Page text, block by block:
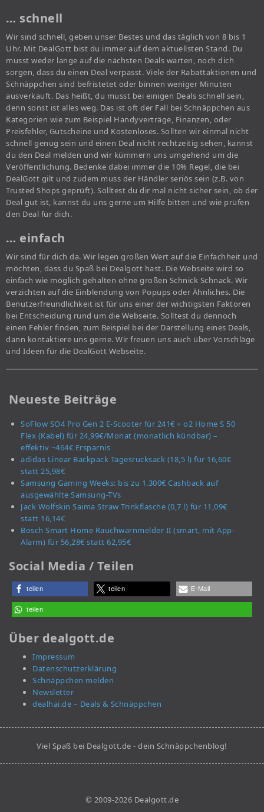
… schnell
Wir sind schnell, geben unser Bestes und das täglich von 8 bis 1
Uhr. Mit DealGott bist du immer auf dem aktuellsten Stand. Du
musst weder lange auf die nächsten Deals warten, noch dich
sorgen, dass du einen Deal verpasst. Viele der Rabattaktionen und
Schnäppchen sind befristetet oder binnen weniger Minuten
ausverkauft. Das heißt, du musst bei einigen Deals schnell sein,
denn sonst ist alles weg. Das ist oft der Fall bei Schnäppchen aus
Kategorien wie zum Beispiel Handyverträge, Finanzen, oder
Preisfehler, Gutscheine und Kostenloses. Sollten wir einmal nicht
schnell genug sein und einen Deal nicht rechtzeitig sehen, kannst
du den Deal melden und wir kümmern uns umgehend um die
Veröffentlichung. Bedenke dabei immer die 10% Regel, die bei
DealGott gilt und zudem muss der Händler seriös sein (z.B. von
Trusted Shops geprüft). Solltest du dir mal nicht sicher sein, ob der
Deal gut ist, kannst du uns gerne um Hilfe bitten und wie prüfen
den Deal für dich.
… einfach
Wir sind für dich da. Wir legen großen Wert auf die Einfachheit und
möchten, dass du Spaß bei Dealgott hast. Die Webseite wird so
einfach wie möglich gehalten ohne großen Schnick Schnack. Wir
verzichten auf die Einblendung von Popups oder Ähnliches. Die
Benutzerfreundlichkeit ist für uns einer der wichtigsten Faktoren
bei Entscheidung rund um die Webseite. Solltest du dennoch
einen Fehler finden, zum Beispiel bei der Darstellung eines Deals,
dann kontaktiere uns gerne. Wir freuen uns auch über Vorschläge
und Ideen für die DealGott Webseite.
Neueste Beiträge
SoFlow SO4 Pro Gen 2 E-Scooter für 241€ + o2 Home S 50
Flex (Kabel) für 24,99€/Monat (monatlich kündbar) –
effektiv ~464€ Ersparnis
adidas Linear Backpack Tagesrucksack (18,5 l) für 16,60€
statt 25,98€
Samsung Gaming Weeks: bis zu 1.300€ Cashback auf
ausgewählte Samsung-TVs
Jack Wolfskin Saima Straw Trinkflasche (0,7 l) für 11,09€
statt 16,14€
Bosch Smart Home Rauchwarnmelder II (smart, mit App-
Alarm) für 56,28€ statt 62,95€
Social Media / Teilen
teilen teilen E-Mail
teilen
Über dealgott.de
Impressum
Datenschutzerklärung
Schnäppchen melden
Newsletter
dealhai.de – Deals & Schnäppchen
Viel Spaß bei Dealgott.de - dein Schnäppchenblog!
© 2009-2026 Dealgott.de